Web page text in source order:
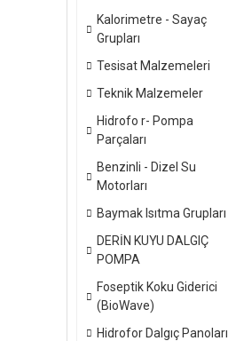
Kalorimetre - Sayaç
Grupları
Tesisat Malzemeleri
Teknik Malzemeler
Hidrofo r- Pompa
Parçaları
Benzinli - Dizel Su
Motorları
Baymak Isıtma Grupları
DERİN KUYU DALGIÇ
POMPA
Foseptik Koku Giderici
(BioWave)
Hidrofor Dalgıç Panoları